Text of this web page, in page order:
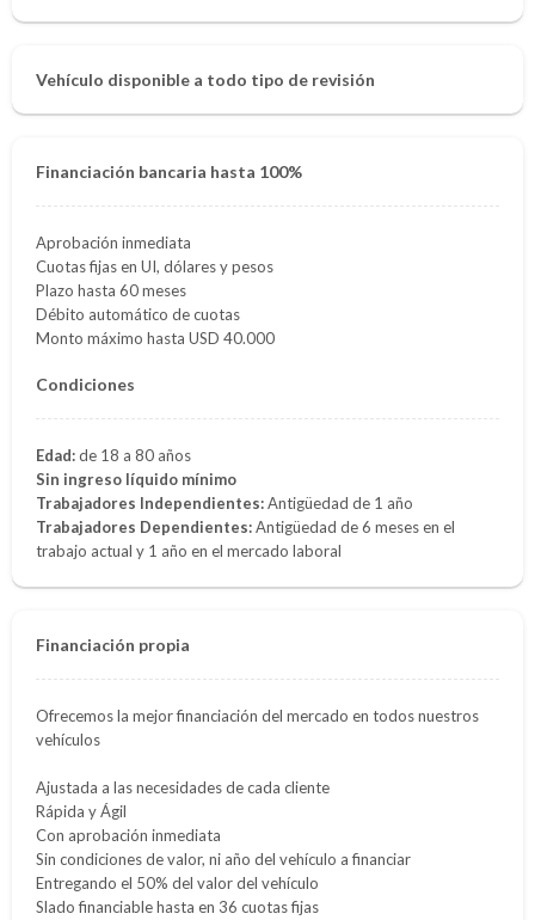
Vehículo disponible a todo tipo de revisión
Financiación bancaria hasta 100%
Aprobación inmediata
Cuotas fijas en UI, dólares y pesos
Plazo hasta 60 meses
Débito automático de cuotas
Monto máximo hasta USD 40.000
Condiciones
Edad:de 18 a 80 años
Sin ingreso líquido mínimo
Trabajadores Independientes:Antigüedad de 1 año
Trabajadores Dependientes:Antigüedad de 6 meses en el
trabajo actual y 1 año en el mercado laboral
Financiación propia
Ofrecemos la mejor financiación del mercado en todos nuestros
vehículos
Ajustada a las necesidades de cada cliente
Rápida y Ágil
Con aprobación inmediata
Sin condiciones de valor, ni año del vehículo a financiar
Entregando el 50% del valor del vehículo
Slado financiable hasta en 36 cuotas fijas